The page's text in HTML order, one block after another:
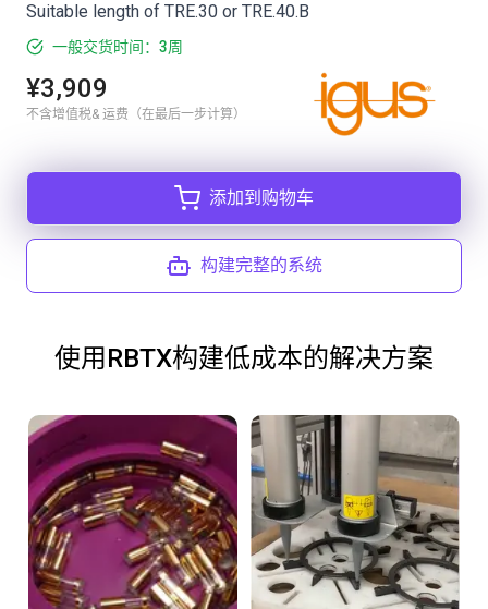
Suitable length of TRE.30 or TRE.40.B
一般交货时间：3周
¥3,909
不含增值税& 运费（在最后一步计算）
添加到购物车
构建完整的系统
使用RBTX构建低成本的解决方案